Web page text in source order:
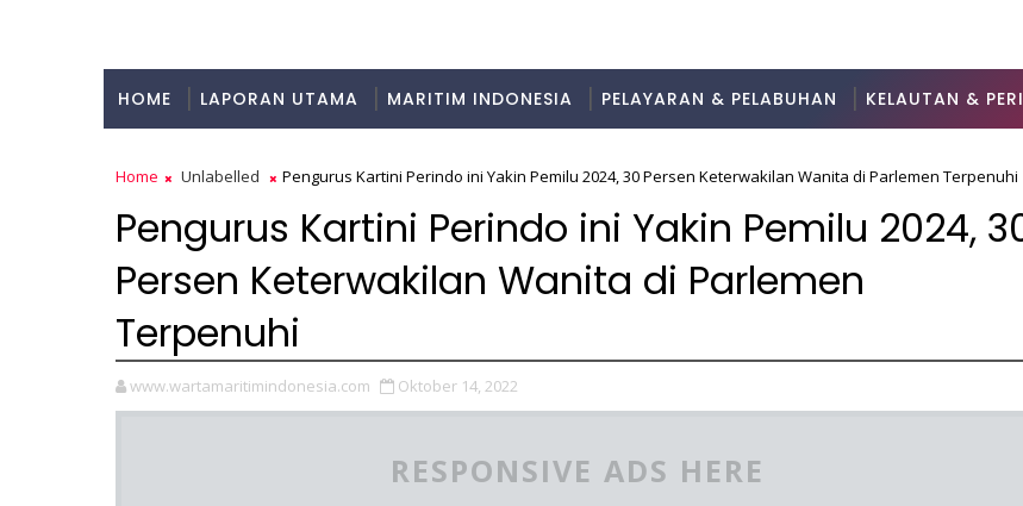
HOME LAPORAN UTAMA MARITIM INDONESIA PELAYARAN & PELABUHAN KELAUTAN &
Home Unlabelled Pengurus Kartini Perindo ini Yakin Pemilu 2024, 30 Persen Keterwakilan Wanita di Parlemen Terpenuhi
Pengurus Kartini Perindo ini Yakin Pemilu 2024,
Persen Keterwakilan Wanita di Parlemen
Terpenuhi
www.wartamaritimindonesia.com Oktober 14, 2022
RESPONSIVE ADS HERE